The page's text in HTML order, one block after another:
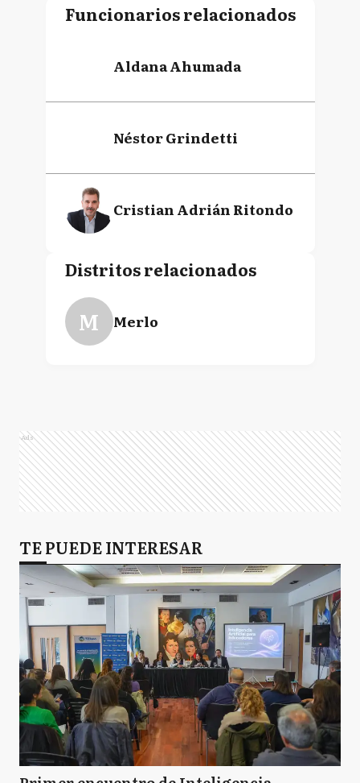
Funcionarios relacionados
Aldana Ahumada
Néstor Grindetti
Cristian Adrián Ritondo
Distritos relacionados
M Merlo
Ads
TE PUEDE INTERESAR